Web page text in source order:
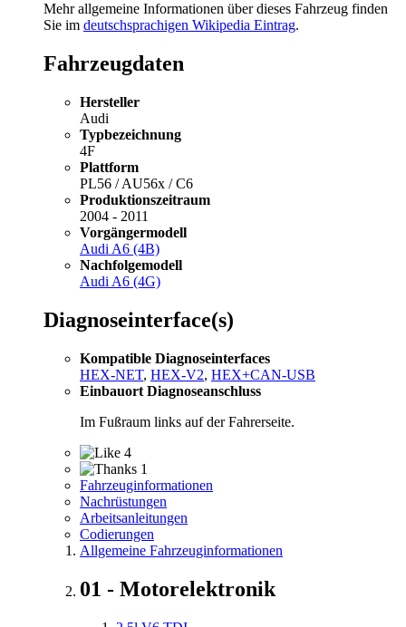
Mehr allgemeine Informationen über dieses Fahrzeug finden
Sie im deutschsprachigen Wikipedia Eintrag.
Fahrzeugdaten
Hersteller
Audi
Typbezeichnung
4F
Plattform
PL56 / AU56x / C6
Produktionszeitraum
2004 - 2011
Vorgängermodell
Audi A6 (4B)
Nachfolgemodell
Audi A6 (4G)
Diagnoseinterface(s)
Kompatible Diagnoseinterfaces
HEX-NET, HEX-V2, HEX+CAN-USB
Einbauort Diagnoseanschluss
Im Fußraum links auf der Fahrerseite.
4
1
Fahrzeuginformationen
Nachrüstungen
Arbeitsanleitungen
Codierungen
Allgemeine Fahrzeuginformationen
01 - Motorelektronik